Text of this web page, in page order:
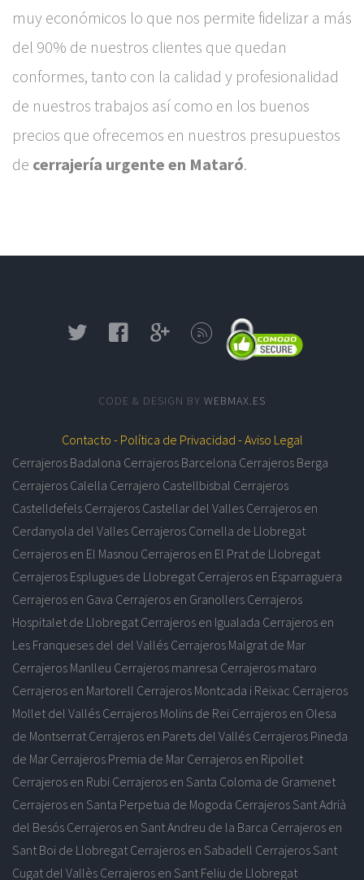
muy económicos lo que nos permite fidelizar a más
del 90% de nuestros clientes que quedan
conformes, tanto con la calidad y profesionalidad
de nuestros trabajos así como en los buenos
precios que ofrecemos en nuestros presupuestos
de cerrajería urgente en Mataró.
CODE & DESIGN BY WEBMAX.ES
Contacto - Política de Privacidad -Aviso Legal
Cerrajeros Badalona Cerrajeros Barcelona Cerrajeros Berga
Cerrajeros Calella Cerrajero Castellbisbal Cerrajeros
Castelldefels Cerrajeros Castellar del Valles Cerrajeros en
Cerdanyola del Valles Cerrajeros Cornella de Llobregat
Cerrajeros en El Masnou Cerrajeros en El Prat de Llobregat
Cerrajeros Esplugues de Llobregat Cerrajeros en Esparraguera
Cerrajeros en Gava Cerrajeros en Granollers Cerrajeros
Hospitalet de Llobregat Cerrajeros en Igualada Cerrajeros en
Les Franqueses del del Vallés Cerrajeros Malgrat de Mar
Cerrajeros Manlleu Cerrajeros manresa Cerrajeros mataro
Cerrajeros en Martorell Cerrajeros Montcada i Reixac Cerrajeros
Mollet del Vallés Cerrajeros Molins de Rei Cerrajeros en Olesa
de Montserrat Cerrajeros en Parets del Vallés Cerrajeros Pineda
de Mar Cerrajeros Premia de Mar Cerrajeros en Ripollet
Cerrajeros en Rubi Cerrajeros en Santa Coloma de Gramenet
Cerrajeros en Santa Perpetua de Mogoda Cerrajeros Sant Adrià
del Besós Cerrajeros en Sant Andreu de la Barca Cerrajeros en
Sant Boi de Llobregat Cerrajeros en Sabadell Cerrajeros Sant
Cugat del Vallès Cerrajeros en Sant Feliu de Llobregat